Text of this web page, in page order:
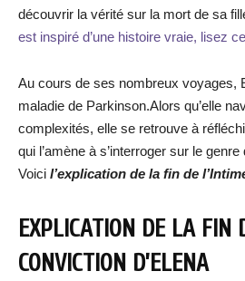
découvrir la vérité sur la mort de sa
est inspiré d’une histoire vraie, lisez
Au cours de ses nombreux voyages,
maladie de Parkinson.Alors qu’elle
complexités, elle se retrouve à
qui l’amène à s’interroger sur le genre
Voici l’explication de la fin de
EXPLICATION DE LA FIN
CONVICTION D’ELENA